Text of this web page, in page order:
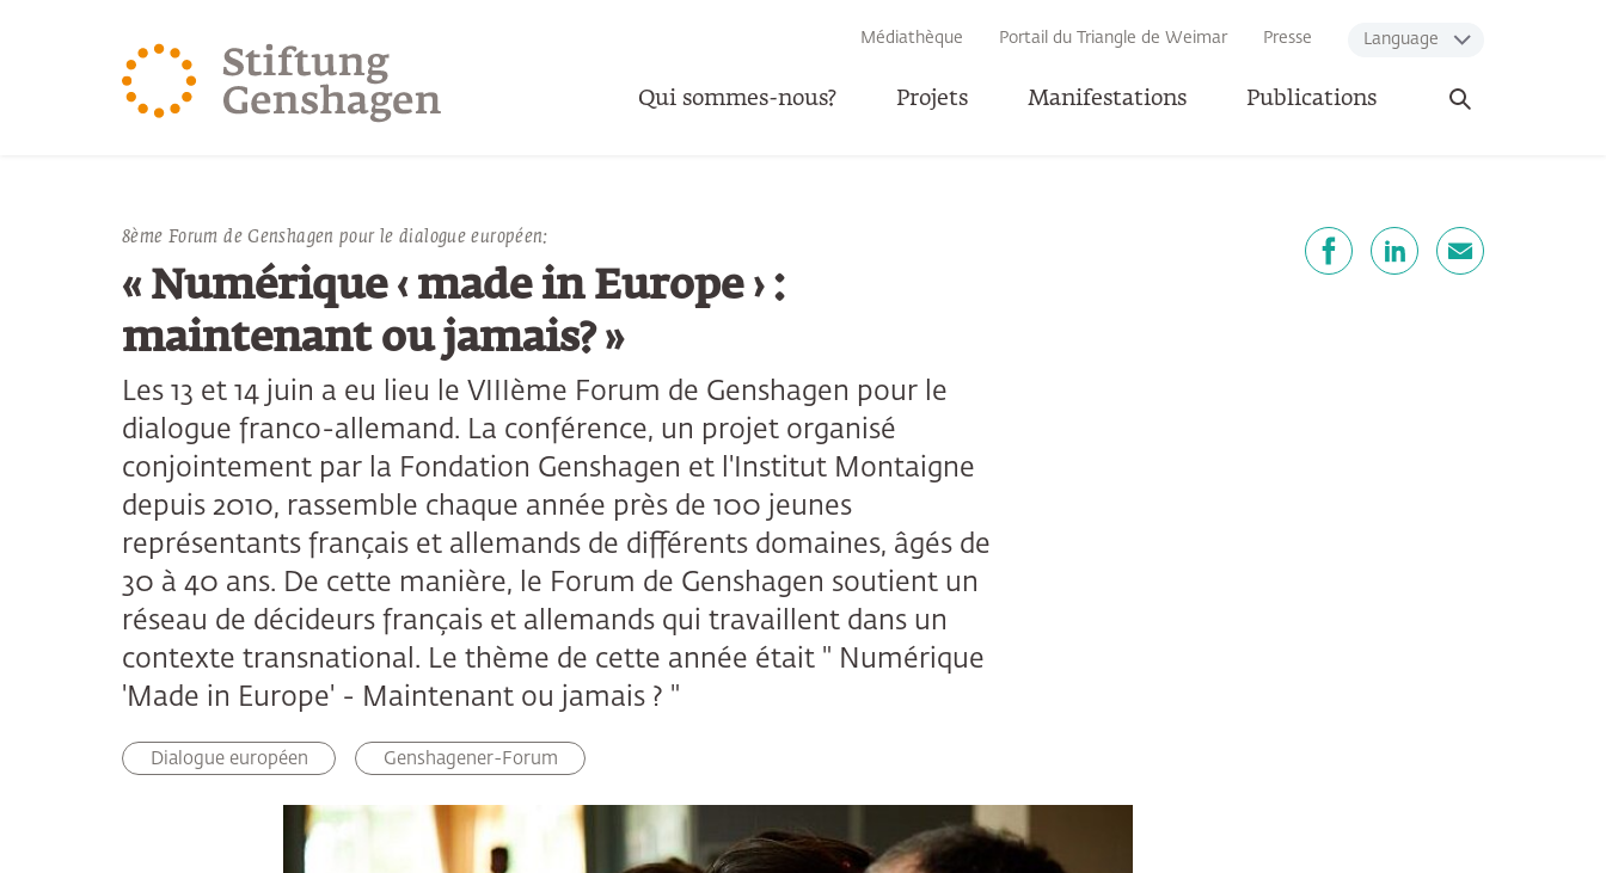
Médiathèque Portail du Triangle de Weimar Presse Language
Qui sommes-nous? Projets Manifestations Publications
Ouvrir
la
8ème Forum de Genshagen pour le dialogue européen:
« Numérique ‹ made in Europe › :
maintenant ou jamais? »
Les 13 et 14 juin a eu lieu le VIIIème Forum de Genshagen pour le
dialogue franco-allemand. La conférence, un projet organisé
conjointement par la Fondation Genshagen et l'Institut Montaigne
depuis 2010, rassemble chaque année près de 100 jeunes
représentants français et allemands de différents domaines, âgés de
30 à 40 ans. De cette manière, le Forum de Genshagen soutient un
réseau de décideurs français et allemands qui travaillent dans un
contexte transnational. Le thème de cette année était " Numérique
'Made in Europe' - Maintenant ou jamais ? "
Dialogue européen Genshagener-Forum